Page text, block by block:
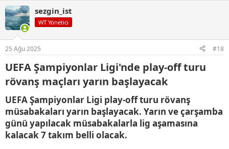
k
i
l
:
sezgin_ist
WT Yönetici
25 Ağu 2025 #18
UEFA Şampiyonlar Ligi'nde play-off turu
rövanş maçları yarın başlayacak​
UEFA Şampiyonlar Ligi play-off turu rövanş
müsabakaları yarın başlayacak. Yarın ve çarşamba
günü yapılacak müsabakalarla lig aşamasına
kalacak 7 takım belli olacak.​